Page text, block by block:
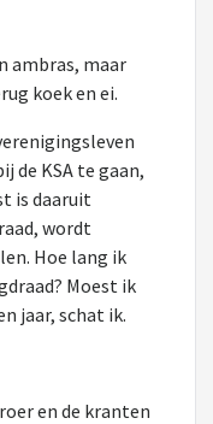
ambras, maar
koek en ei.
de KSA te gaan,
is daaruit
wordt
Hoe lang ik
Moest ik
jaar, schat ik.
en de kranten